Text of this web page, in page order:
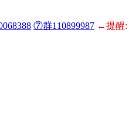
⑦群110899987 ←提醒: